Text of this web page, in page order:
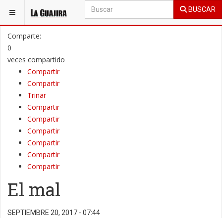
BUSCAR
ESTÁ AQUÍ: OPINIÓN COLUMNAS DE OPINIÓN
Comparte:
0
veces compartido
Compartir
Compartir
Trinar
Compartir
Compartir
Compartir
Compartir
Compartir
Compartir
El mal
SEPTIEMBRE 20, 2017 - 07:44